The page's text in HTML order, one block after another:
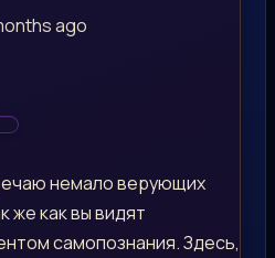
ago
немало верующих
же как вы видят
самопознания. Здесь,